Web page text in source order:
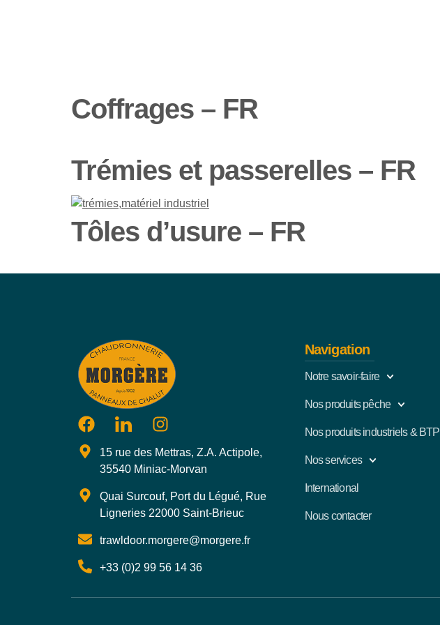
Coffrages – FR
Trémies et passerelles – FR
Tôles d’usure – FR
15 rue des Mettras, Z.A. Actipole,
35540 Miniac-Morvan
Quai Surcouf, Port du Légué, Rue
Ligneries 22000 Saint-Brieuc
trawldoor.morgere@morgere.fr
+33 (0)2 99 56 14 36
Navigation
Notre savoir-faire
Nos produits pêche
Nos produits industriels & BTP
Nos services
International
Nous contacter